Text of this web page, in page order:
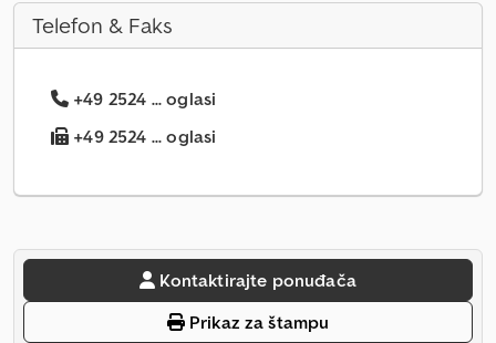
Telefon & Faks
+49 2524 ... oglasi
+49 2524 ... oglasi
Kontaktirajte ponuđača
Prikaz za štampu